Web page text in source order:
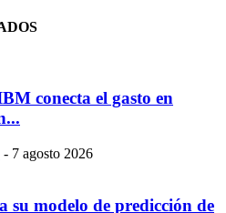
conecta el gasto en
- 7 agosto 2026
su modelo de predicción de